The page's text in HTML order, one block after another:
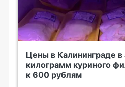
Цены в Калининграде в
килограмм куриного
к 600 рублям